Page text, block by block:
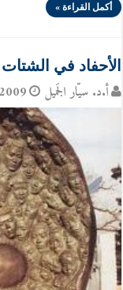
أكمل القراءة »
الأحفاد في الشتات (2) ازدِواجيّة
أ.د. سيّار الجَميل